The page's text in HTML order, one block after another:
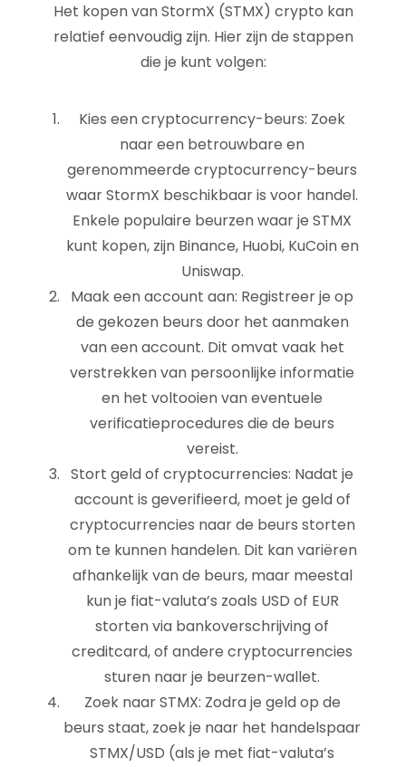
Het kopen van StormX (STMX) crypto kan
relatief eenvoudig zijn. Hier zijn de stappen
die je kunt volgen:
Kies een cryptocurrency-beurs: Zoek
naar een betrouwbare en
gerenommeerde cryptocurrency-beurs
waar StormX beschikbaar is voor handel.
Enkele populaire beurzen waar je STMX
kunt kopen, zijn Binance, Huobi, KuCoin en
Uniswap.
Maak een account aan: Registreer je op
de gekozen beurs door het aanmaken
van een account. Dit omvat vaak het
verstrekken van persoonlijke informatie
en het voltooien van eventuele
verificatieprocedures die de beurs
vereist.
Stort geld of cryptocurrencies: Nadat je
account is geverifieerd, moet je geld of
cryptocurrencies naar de beurs storten
om te kunnen handelen. Dit kan variëren
afhankelijk van de beurs, maar meestal
kun je fiat-valuta’s zoals USD of EUR
storten via bankoverschrijving of
creditcard, of andere cryptocurrencies
sturen naar je beurzen-wallet.
Zoek naar STMX: Zodra je geld op de
beurs staat, zoek je naar het handelspaar
STMX/USD (als je met fiat-valuta’s